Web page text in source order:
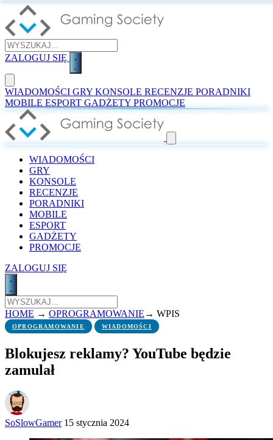
ZALOGUJ SIĘ
WIADOMOŚCI GRY KONSOLE RECENZJE PORADNIKI
MOBILE ESPORT GADŻETY PROMOCJE
WIADOMOŚCI
GRY
KONSOLE
RECENZJE
PORADNIKI
MOBILE
ESPORT
GADŻETY
PROMOCJE
ZALOGUJ SIĘ
HOME → OPROGRAMOWANIE → WPIS
OPROGRAMOWANIE WIADOMOŚCI
Blokujesz reklamy? YouTube będzie
zamulał
SoSlowGamer 15 stycznia 2024